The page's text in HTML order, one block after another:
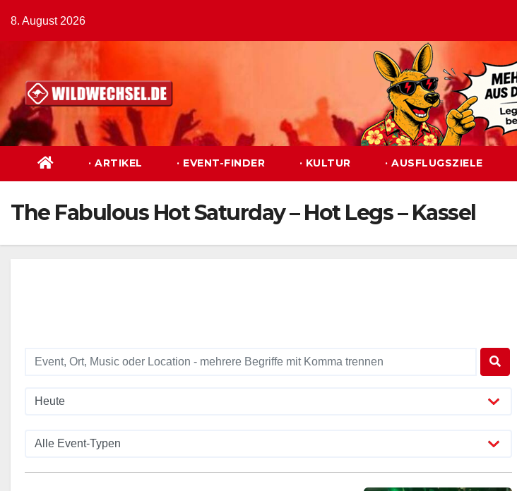
Inhalt
springen
8. August 2026
· ARTIKEL · EVENT-FINDER · KULTUR · AUSFLUGSZIELE
The Fabulous Hot Saturday – Hot Legs – Kassel